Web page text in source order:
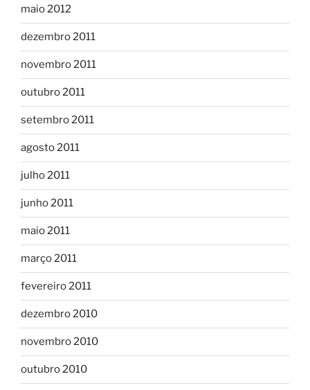
maio 2012
dezembro 2011
novembro 2011
outubro 2011
setembro 2011
agosto 2011
julho 2011
junho 2011
maio 2011
março 2011
fevereiro 2011
dezembro 2010
novembro 2010
outubro 2010